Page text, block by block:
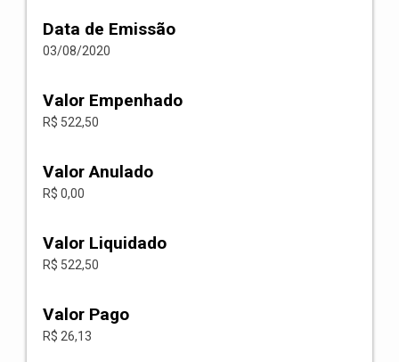
Data de Emissão
03/08/2020
Valor Empenhado
R$ 522,50
Valor Anulado
R$ 0,00
Valor Liquidado
R$ 522,50
Valor Pago
R$ 26,13